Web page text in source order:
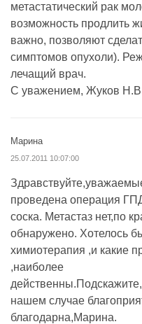
метастатический рак
возможность продлить
важно, позволяют
симптомов опухоли).
лечащий врач.
С уважением, Жуков
Марина
25.07.2011 10:07:00
проведена операция
соска. Метастаз нет,по
обнаружено. Хотелось
химиотерапия ,и какие
,наиболее
нашем случае
благодарна,Марина.